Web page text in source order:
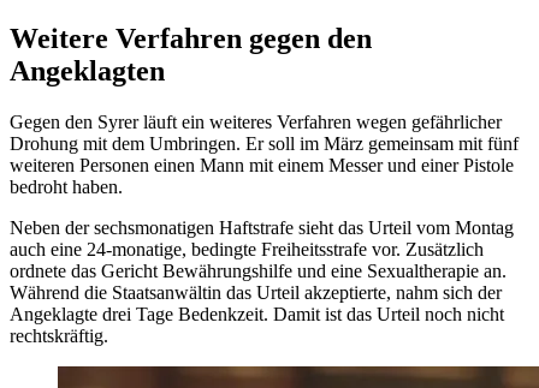
Weitere Verfahren gegen den
Angeklagten
Gegen den Syrer läuft ein weiteres Verfahren wegen gefährlicher
Drohung mit dem Umbringen. Er soll im März gemeinsam mit fünf
weiteren Personen einen Mann mit einem Messer und einer Pistole
bedroht haben.
Neben der sechsmonatigen Haftstrafe sieht das Urteil vom Montag
auch eine 24-monatige, bedingte Freiheitsstrafe vor. Zusätzlich
ordnete das Gericht Bewährungshilfe und eine Sexualtherapie an.
Während die Staatsanwältin das Urteil akzeptierte, nahm sich der
Angeklagte drei Tage Bedenkzeit. Damit ist das Urteil noch nicht
rechtskräftig.